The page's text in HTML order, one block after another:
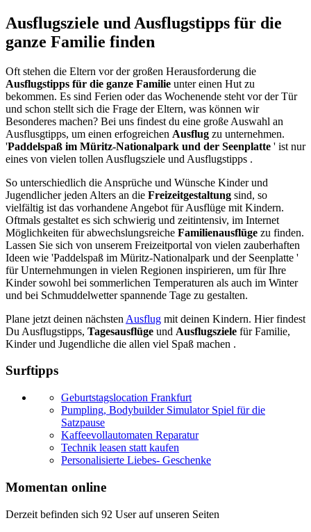
Ausflugsziele und Ausflugstipps für die
ganze Familie finden
Oft stehen die Eltern vor der großen Herausforderung die
Ausflugstipps für die ganze Familie unter einen Hut zu
bekommen. Es sind Ferien oder das Wochenende steht vor der Tür
und schon stellt sich die Frage der Eltern, was können wir
Besonderes machen? Bei uns findest du eine große Auswahl an
Ausflusgtipps, um einen erfogreichen Ausflug zu unternehmen.
'Paddelspaß im Müritz-Nationalpark und der Seenplatte ' ist nur
eines von vielen tollen Ausflugsziele und Ausflugstipps .
So unterschiedlich die Ansprüche und Wünsche Kinder und
Jugendlicher jeden Alters an die Freizeitgestaltung sind, so
vielfältig ist das vorhandene Angebot für Ausflüge mit Kindern.
Oftmals gestaltet es sich schwierig und zeitintensiv, im Internet
Möglichkeiten für abwechslungsreiche Familienausflüge zu finden.
Lassen Sie sich von unserem Freizeitportal von vielen zauberhaften
Ideen wie 'Paddelspaß im Müritz-Nationalpark und der Seenplatte '
für Unternehmungen in vielen Regionen inspirieren, um für Ihre
Kinder sowohl bei sommerlichen Temperaturen als auch im Winter
und bei Schmuddelwetter spannende Tage zu gestalten.
Plane jetzt deinen nächsten Ausflug mit deinen Kindern. Hier findest
Du Ausflugstipps, Tagesausflüge und Ausflugsziele für Familie,
Kinder und Jugendliche die allen viel Spaß machen .
Surftipps
Geburtstagslocation Frankfurt
Pumpling, Bodybuilder Simulator Spiel für die
Satzpause
Kaffeevollautomaten Reparatur
Technik leasen statt kaufen
Personalisierte Liebes- Geschenke
Momentan online
Derzeit befinden sich 92 User auf unseren Seiten